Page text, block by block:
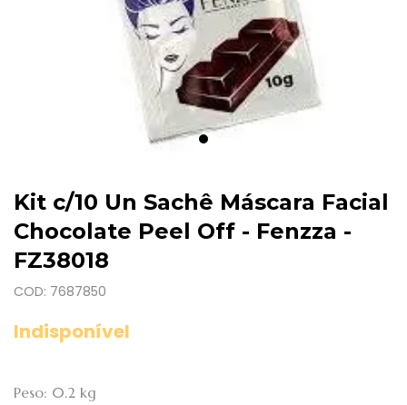
Kit c/10 Un Sachê Máscara Facial
Chocolate Peel Off - Fenzza -
FZ38018
COD: 7687850
Indisponível
Peso: 0.2 kg